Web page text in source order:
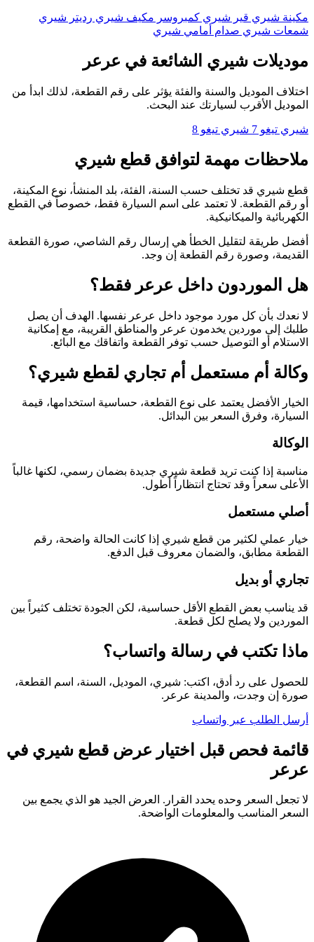
مكينة شيري قير شيري كمبروسر مكيف شيري رديتر شيري
شمعات شيري صدام أمامي شيري
موديلات شيري الشائعة في عرعر
اختلاف الموديل والسنة والفئة يؤثر على رقم القطعة، لذلك ابدأ من
الموديل الأقرب لسيارتك عند البحث.
شيري تيغو 7 شيري تيغو 8
ملاحظات مهمة لتوافق قطع شيري
قطع شيري قد تختلف حسب السنة، الفئة، بلد المنشأ، نوع المكينة،
أو رقم القطعة. لا تعتمد على اسم السيارة فقط، خصوصاً في القطع
الكهربائية والميكانيكية.
أفضل طريقة لتقليل الخطأ هي إرسال رقم الشاصي، صورة القطعة
القديمة، وصورة رقم القطعة إن وجد.
هل الموردون داخل عرعر فقط؟
لا نعدك بأن كل مورد موجود داخل عرعر نفسها. الهدف أن يصل
طلبك إلى موردين يخدمون عرعر والمناطق القريبة، مع إمكانية
الاستلام أو التوصيل حسب توفر القطعة واتفاقك مع البائع.
وكالة أم مستعمل أم تجاري لقطع شيري؟
الخيار الأفضل يعتمد على نوع القطعة، حساسية استخدامها، قيمة
السيارة، وفرق السعر بين البدائل.
الوكالة
مناسبة إذا كنت تريد قطعة شيري جديدة بضمان رسمي، لكنها غالباً
الأعلى سعراً وقد تحتاج انتظاراً أطول.
أصلي مستعمل
خيار عملي لكثير من قطع شيري إذا كانت الحالة واضحة، رقم
القطعة مطابق، والضمان معروف قبل الدفع.
تجاري أو بديل
قد يناسب بعض القطع الأقل حساسية، لكن الجودة تختلف كثيراً بين
الموردين ولا يصلح لكل قطعة.
ماذا تكتب في رسالة واتساب؟
للحصول على رد أدق، اكتب: شيري، الموديل، السنة، اسم القطعة،
صورة إن وجدت، والمدينة عرعر.
أرسل الطلب عبر واتساب
قائمة فحص قبل اختيار عرض قطع شيري في
عرعر
لا تجعل السعر وحده يحدد القرار. العرض الجيد هو الذي يجمع بين
السعر المناسب والمعلومات الواضحة.